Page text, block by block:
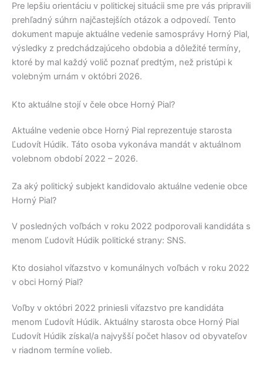
Pre lepšiu orientáciu v politickej situácii sme pre vás pripravili
prehľadný súhrn najčastejších otázok a odpovedí. Tento
dokument mapuje aktuálne vedenie samosprávy Horný Pial,
výsledky z predchádzajúceho obdobia a dôležité termíny,
ktoré by mal každý volič poznať predtým, než pristúpi k
volebným urnám v októbri 2026.
Kto aktuálne stojí v čele obce Horný Pial?
Aktuálne vedenie obce Horný Pial reprezentuje starosta
Ľudovít Húdik. Táto osoba vykonáva mandát v aktuálnom
volebnom období 2022 – 2026.
Za aký politický subjekt kandidovalo aktuálne vedenie obce
Horný Pial?
V posledných voľbách v roku 2022 podporovali kandidáta s
menom Ľudovít Húdik politické strany: SNS.
Kto dosiahol víťazstvo v komunálnych voľbách v roku 2022
v obci Horný Pial?
Voľby v októbri 2022 priniesli víťazstvo pre kandidáta
menom Ľudovít Húdik. Aktuálny starosta obce Horný Pial
Ľudovít Húdik získal/a najvyšší počet hlasov od obyvateľov
v riadnom termíne volieb.